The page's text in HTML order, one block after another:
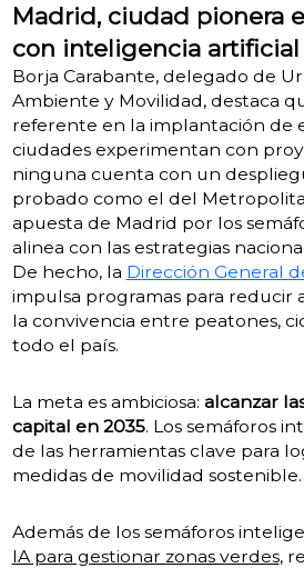
Madrid, ciudad pionera
con inteligencia artificial
Borja Carabante, delegado de
Ambiente y Movilidad, destaca
referente en la implantación de
ciudades experimentan con
ninguna cuenta con un
probado como el del
apuesta de Madrid por los
alinea con las estrategias
De hecho, la Dirección General
impulsa programas para reducir
la convivencia entre peatones,
todo el país.
La meta es ambiciosa: alcanzar
capital en 2035. Los semáforos
de las herramientas clave para
medidas de movilidad sostenible.
Además de los semáforos
IA para gestionar zonas verdes,